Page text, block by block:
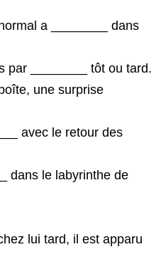
a ________ dans
par ________ tôt ou tard.
une surprise
avec le retour des
dans le labyrinthe de
lui tard, il est apparu